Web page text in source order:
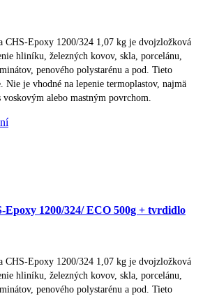
CHS-Epoxy 1200/324 1,07 kg je dvojzložková
hliníku, železných kovov, skla, porcelánu,
penového polystarénu a pod. Tieto
Nie je vhodné na lepenie termoplastov, najmä
alebo mastným povrchom.
Epoxy 1200/324/ ECO 500g + tvrdidlo
CHS-Epoxy 1200/324 1,07 kg je dvojzložková
hliníku, železných kovov, skla, porcelánu,
penového polystarénu a pod. Tieto